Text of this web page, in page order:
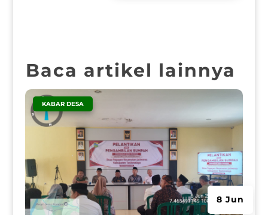
Baca artikel lainnya
8 Jun
KABAR DESA